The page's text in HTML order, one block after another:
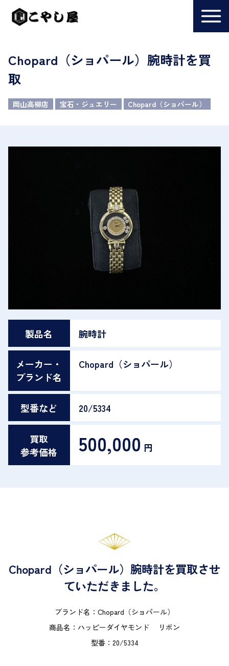
Chopard（ショパール）腕時計を買
取
岡山高柳店 宝石・ジュエリー Chopard（ショパール）
製品名 腕時計
メーカー・
ブランド名
Chopard（ショパール）
型番など 20/5334
買取
参考価格
500,000 円
Chopard（ショパール）腕時計を買取させ
ていただきました。
ブランド名：Chopard（ショパール）
商品名：ハッピーダイヤモンド リボン
型番：20/5334